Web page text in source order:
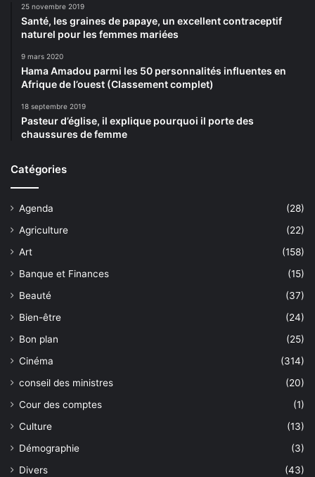
25 novembre 2019
Santé, les graines de papaye, un excellent contraceptif
naturel pour les femmes mariées
9 mars 2020
Hama Amadou parmi les 50 personnalités influentes en
Afrique de l’ouest (Classement complet)
18 septembre 2019
Pasteur d’église, il explique pourquoi il porte des
chaussures de femme
Catégories
Agenda
(28)
Agriculture
(22)
Art
(158)
Banque et Finances
(15)
Beauté
(37)
Bien-être
(24)
Bon plan
(25)
Cinéma
(314)
conseil des ministres
(20)
Cour des comptes
(1)
Culture
(13)
Démographie
(3)
Divers
(43)